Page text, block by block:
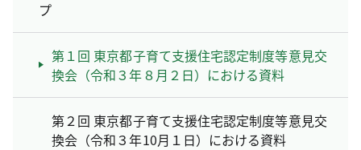
プ
第１回 東京都子育て支援住宅認定制度等意見交
換会（令和３年８月２日）における資料
第２回 東京都子育て支援住宅認定制度等意見交
換会（令和３年10月１日）における資料